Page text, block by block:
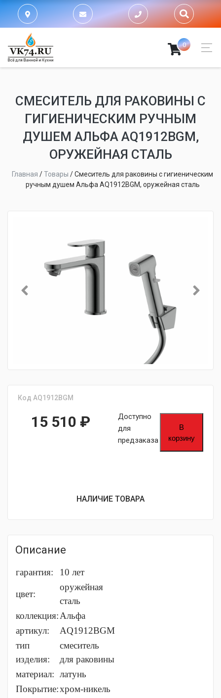
0
СМЕСИТЕЛЬ ДЛЯ РАКОВИНЫ С
ГИГИЕНИЧЕСКИМ РУЧНЫМ
ДУШЕМ АЛЬФА AQ1912BGM,
ОРУЖЕЙНАЯ СТАЛЬ
Главная /Товары /Смеситель для раковины с гигиеническим
ручным душем Альфа AQ1912BGM, оружейная сталь
Код AQ1912BGM
15 510 ₽
Доступно
для
предзаказа
В
корзину
НАЛИЧИЕ ТОВАРА
Описание
гарантия: 10 лет
цвет:
оружейная
сталь
коллекция:Альфа
артикул:
AQ1912BGM
тип
изделия:
смеситель
для раковины
материал: латунь
Покрытие:хром-никель